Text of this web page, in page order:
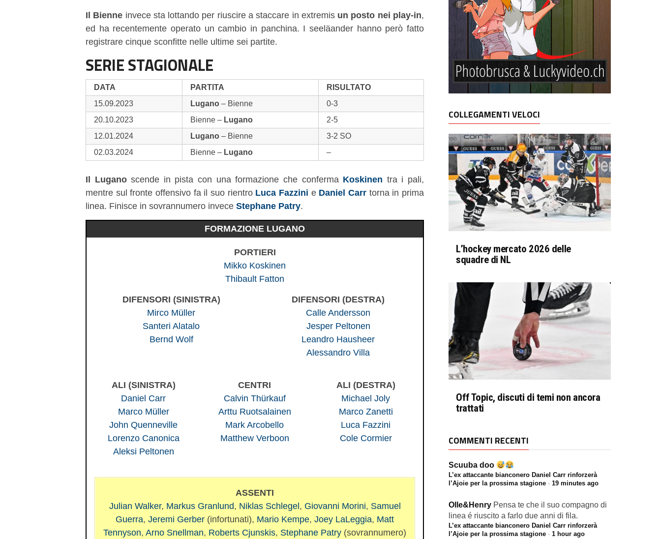
Il Bienne invece sta lottando per riuscire a staccare in extremis un posto nei play-in,
ed ha recentemente operato un cambio in panchina. I seeläander hanno però fatto
registrare cinque sconfitte nelle ultime sei partite.
SERIE STAGIONALE
DATA PARTITA
RISULTATO
15.09.2023
Lugano – Bienne
0-3
20.10.2023
Bienne – Lugano
2-5
12.01.2024
Lugano – Bienne
3-2 SO
02.03.2024
Bienne – Lugano –
Il Luganoscende in pista con una formazione che conferma Koskinen tra i pali,
mentre sul fronte offensivo fa il suo rientro Luca Fazzini e Daniel Carr torna in prima
linea. Finisce in sovrannumero invece Stephane Patry.
FORMAZIONE LUGANO
PORTIERI
Mikko Koskinen
Thibault Fatton
DIFENSORI (SINISTRA)
Mirco Müller
Santeri Alatalo
Bernd Wolf
DIFENSORI (DESTRA)
Calle Andersson
Jesper Peltonen
Leandro Hausheer
Alessandro Villa
ALI (SINISTRA)
Daniel Carr
Marco Müller
John Quenneville
Lorenzo Canonica
Aleksi Peltonen
CENTRI
Calvin Thürkauf
Arttu Ruotsalainen
Mark Arcobello
Matthew Verboon
ALI (DESTRA)
Michael Joly
Marco Zanetti
Luca Fazzini
Cole Cormier
ASSENTI
Julian Walker, Markus Granlund, Niklas Schlegel, Giovanni Morini, Samuel
Guerra, Jeremi Gerber (infortunati), Mario Kempe, Joey LaLeggia, Matt
Tennyson, Arno Snellman, Roberts Cjunskis, Stephane Patry (sovrannumero)
COLLEGAMENTI VELOCI
L’hockey mercato 2026 delle
squadre di NL
Off Topic, discuti di temi non ancora
trattati
COMMENTI RECENTI
Scuuba doo
L’ex attaccante bianconero Daniel Carr rinforzerà
l’Ajoie per la prossima stagione · 19 minutes ago
Olle&Henry Pensa te che il suo compagno di
linea é riuscito a farlo due anni di fila.
L’ex attaccante bianconero Daniel Carr rinforzerà
l’Ajoie per la prossima stagione · 1 hour ago